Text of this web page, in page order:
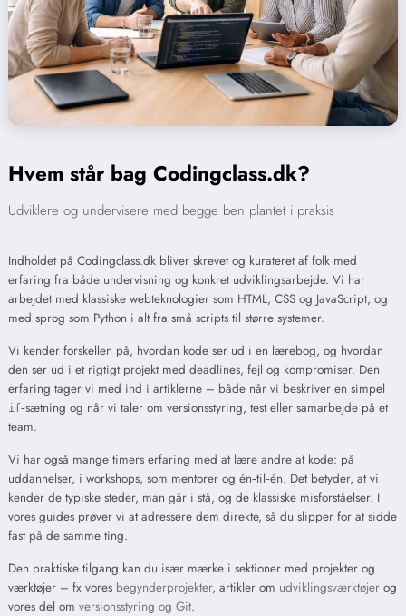
Hvem står bag Codingclass.dk?
Udviklere og undervisere med begge ben plantet i praksis
Indholdet på Codingclass.dk bliver skrevet og kurateret af folk med
erfaring fra både undervisning og konkret udviklingsarbejde. Vi har
arbejdet med klassiske webteknologier som HTML, CSS og JavaScript, og
med sprog som Python i alt fra små scripts til større systemer.
Vi kender forskellen på, hvordan kode ser ud i en lærebog, og hvordan
den ser ud i et rigtigt projekt med deadlines, fejl og kompromiser. Den
erfaring tager vi med ind i artiklerne – både når vi beskriver en simpel
if‑sætning og når vi taler om versionsstyring, test eller samarbejde på et
team.
Vi har også mange timers erfaring med at lære andre at kode: på
uddannelser, i workshops, som mentorer og én‑til‑én. Det betyder, at vi
kender de typiske steder, man går i stå, og de klassiske misforståelser. I
vores guides prøver vi at adressere dem direkte, så du slipper for at sidde
fast på de samme ting.
Den praktiske tilgang kan du især mærke i sektioner med projekter og
værktøjer – fx vores begynderprojekter, artikler om udviklingsværktøjer og
vores del om versionsstyring og Git.